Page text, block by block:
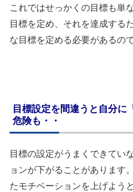
これではせっかくの目標も単
目標を定め、それを達成する
な目標を定める必要があるので
目標設定を間違うと自分に
危険も・・
目標の設定がうまくできてい
ョンが下がることがあります
たモチベーションを上げよう